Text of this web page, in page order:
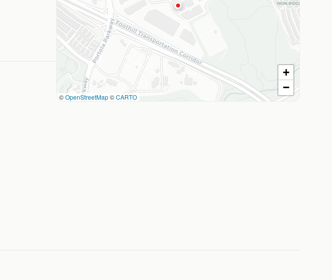
©OpenStreetMap©CARTO
+
−